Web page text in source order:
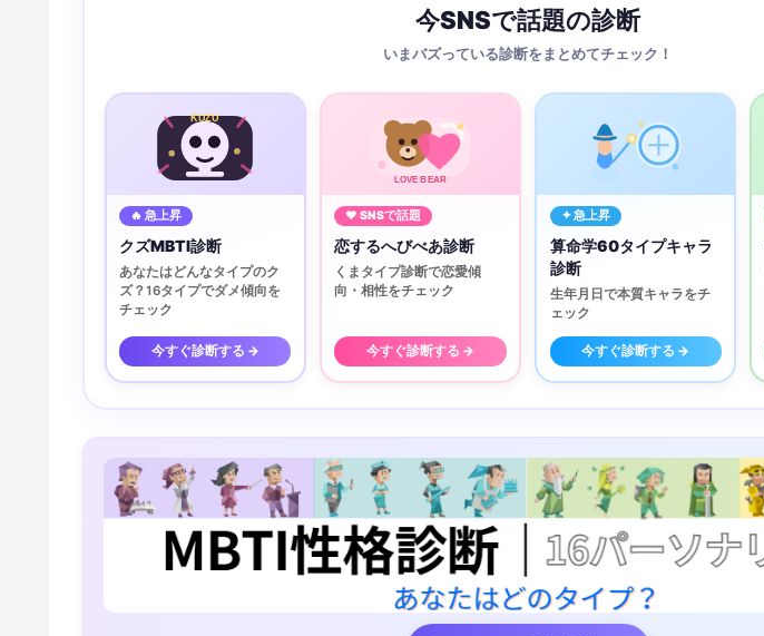
今SNSで話題の診断
いまバズっている診断をまとめてチェック！
KUZU
🔥 急上昇
クズMBTI診断
あなたはどんなタイプのク
ズ？16タイプでダメ傾向を
チェック
今すぐ診断する →
LOVE BEAR
♥ SNSで話題
恋するへびべあ診断
くまタイプ診断で恋愛傾
向・相性をチェック
今すぐ診断する →
✦ 急上昇
算命学60タイプキャラ
診断
生年月日で本質キャラをチ
ェック
今すぐ診断する →